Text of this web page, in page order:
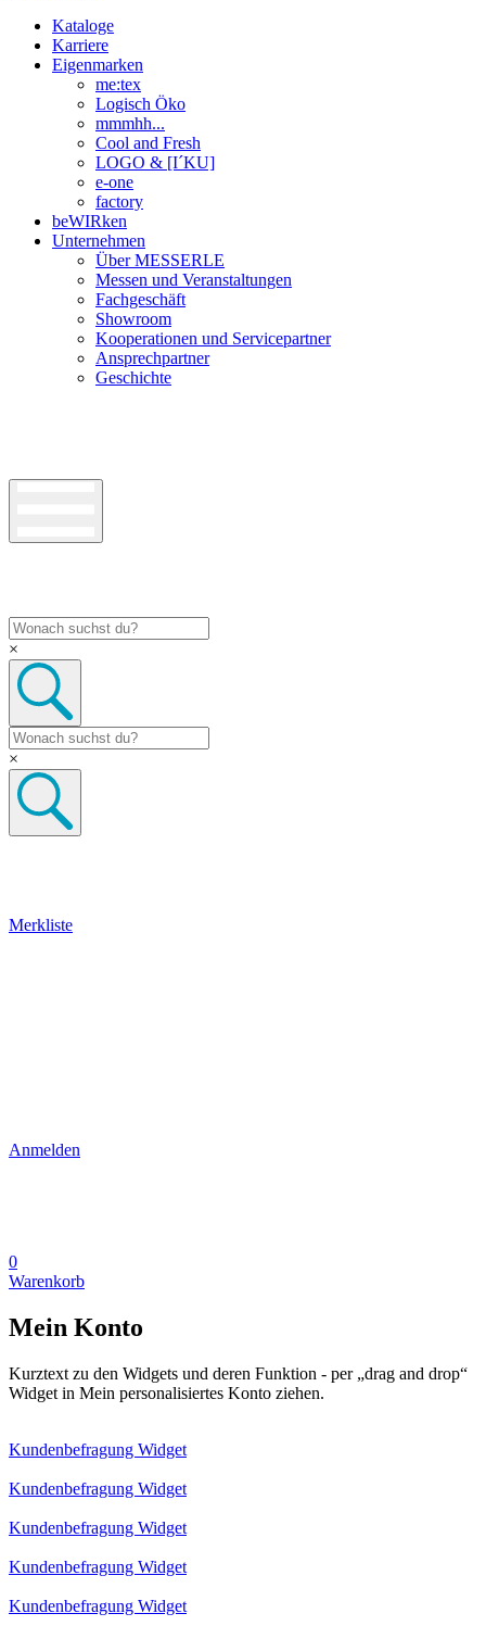
Kataloge
Karriere
Eigenmarken
me:tex
Logisch Öko
mmmhh...
Cool and Fresh
LOGO & [I´KU]
e-one
factory
beWIRken
Unternehmen
Über MESSERLE
Messen und Veranstaltungen
Fachgeschäft
Showroom
Kooperationen und Servicepartner
Ansprechpartner
Geschichte
×
×
Merkliste
Anmelden
0
Warenkorb
Mein Konto
Kurztext zu den Widgets und deren Funktion - per „drag and drop“
Widget in Mein personalisiertes Konto ziehen.
Kundenbefragung Widget
Kundenbefragung Widget
Kundenbefragung Widget
Kundenbefragung Widget
Kundenbefragung Widget